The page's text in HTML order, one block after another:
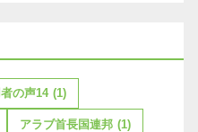
の声14 (1)
アラブ首長国連邦 (1)